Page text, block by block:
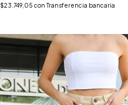
$23.749,05 con Transferencia bancaria